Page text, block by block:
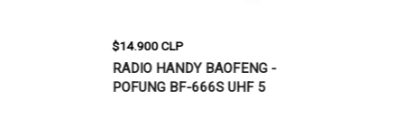
$14.900 CLP
RADIO HANDY BAOFENG -
POFUNG BF-666S UHF 5